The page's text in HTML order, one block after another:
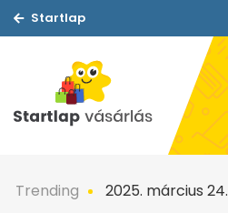
Startlap
Trending 2025. március 24.